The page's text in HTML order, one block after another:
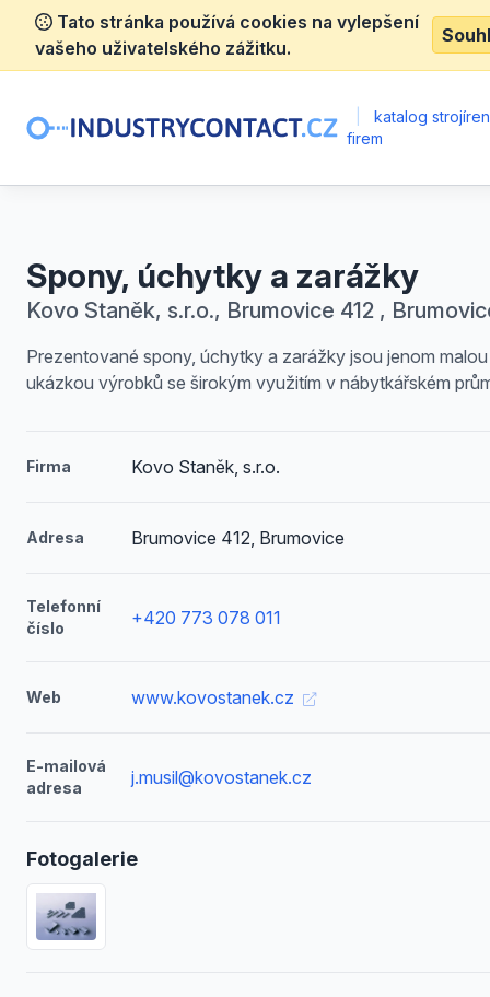
Tato stránka používá cookies na vylepšení
vašeho uživatelského zážitku.
katalog
firem
Spony, úchytky a zarážky
Kovo Staněk, s.r.o., Brumovice 412 ,
Prezentované spony, úchytky a zarážky jsou jenom malou
ukázkou výrobků se širokým využitím v nábytkářském
Firma Kovo Staněk, s.r.o.
Adresa Brumovice 412, Brumovice
Telefonní
číslo
+420 773 078 011
Web www.kovostanek.cz
E-mailová
adresa
j.musil@kovostanek.cz
Fotogalerie